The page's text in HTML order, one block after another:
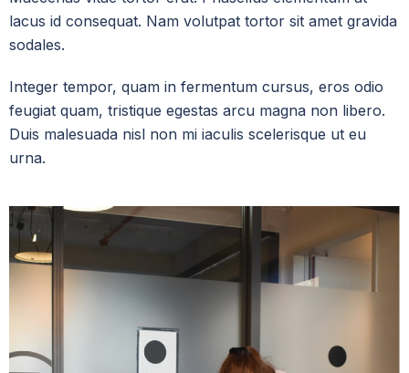
lacus id consequat. Nam volutpat tortor sit amet gravida
sodales.
Integer tempor, quam in fermentum cursus, eros odio
feugiat quam, tristique egestas arcu magna non libero.
Duis malesuada nisl non mi iaculis scelerisque ut eu
urna.